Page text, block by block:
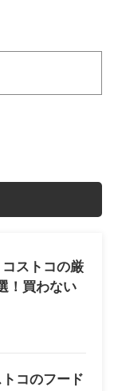
ストコの厳
！買わない
コのフード